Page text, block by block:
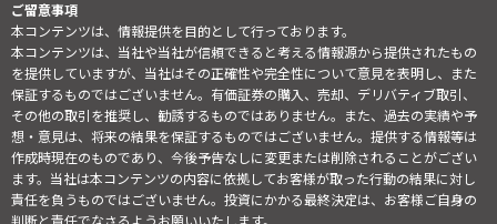
ご留意事項
本コンテンツは、情報提供を目的として行っております。
本コンテンツは、当社や当社が信頼できると考える情報源から提供されたもの
を提供していますが、当社はその正確性や完全性について意見を表明し、また
保証するものではございません。有価証券の購入、売却、デリバティブ取引、
その他の取引を推奨し、勧誘するものではありません。また、過去の実績や予
想・意見は、将来の結果を保証するものではございません。提供する情報等は
作成時現在のものであり、今後予告なしに変更または削除されることがござい
ます。当社は本コンテンツの内容に依拠してお客様が取った行動の結果に対し
責任を負うものではございません。投資にかかる最終決定は、お客様ご自身の